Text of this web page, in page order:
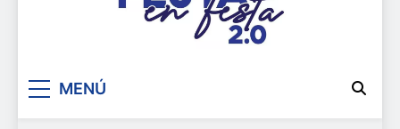
De festa en festa 2.0
MENÚ